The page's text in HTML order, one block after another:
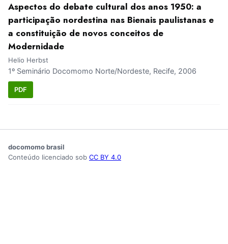
Aspectos do debate cultural dos anos 1950: a
participação nordestina nas Bienais paulistanas e
a constituição de novos conceitos de
Modernidade
Helio Herbst
1º Seminário Docomomo Norte/Nordeste, Recife, 2006
PDF
docomomo brasil
Conteúdo licenciado sob CC BY 4.0